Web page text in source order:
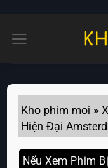
content
Kho phim moi »
Hiện Đại
Nếu Xem Phim